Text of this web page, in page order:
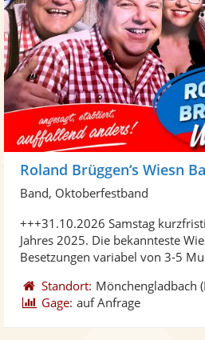
Roland Brüggen‘s Wiesn
Band, Oktoberfestband
+++31.10.2026 Samstag
Jahres 2025. Die bekannteste
Besetzungen variabel von 3-5
Standort: Mönchengladbach
Gage: auf Anfrage